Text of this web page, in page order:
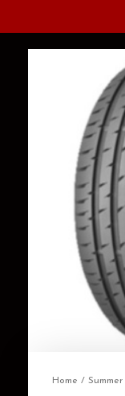
Home / Summer